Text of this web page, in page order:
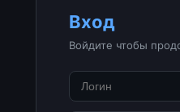
Вход
Войдите чтобы